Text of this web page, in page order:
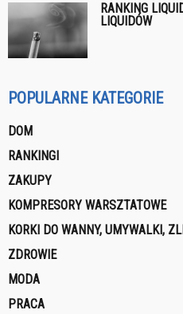
RANKING
LIQUIDÓW
POPULARNE KATEGORIE
DOM
RANKINGI
ZAKUPY
KOMPRESORY WARSZTATOWE
KORKI DO WANNY, UMYWALKI,
ZDROWIE
MODA
PRACA